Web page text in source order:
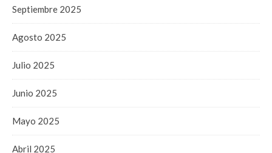
Septiembre 2025
Agosto 2025
Julio 2025
Junio 2025
Mayo 2025
Abril 2025